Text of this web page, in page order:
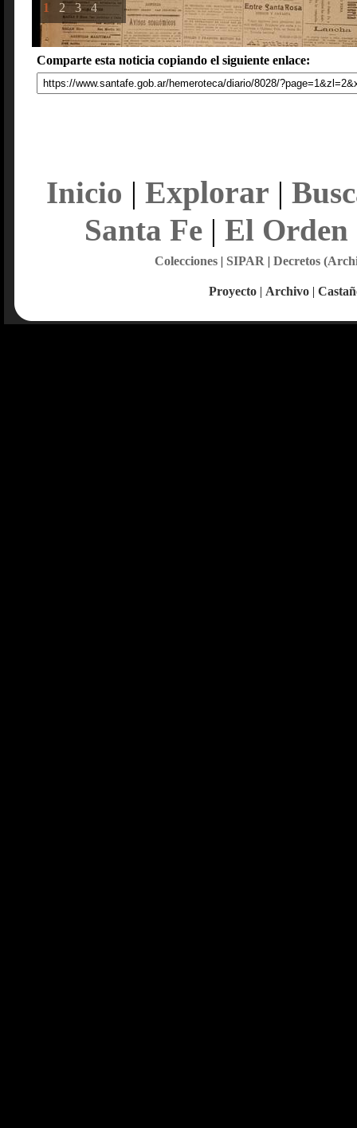
1 2 3 4
Comparte esta noticia copiando el siguiente enlace:
Inicio | Explorar |
Santa Fe| El Orden
Colecciones| SIPAR | Decretos
Proyecto | Archivo |